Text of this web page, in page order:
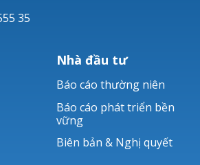
35
Nhà đầu tư
Báo cáo thường niên
Báo cáo phát triển bền
vững
Biên bản & Nghị quyết